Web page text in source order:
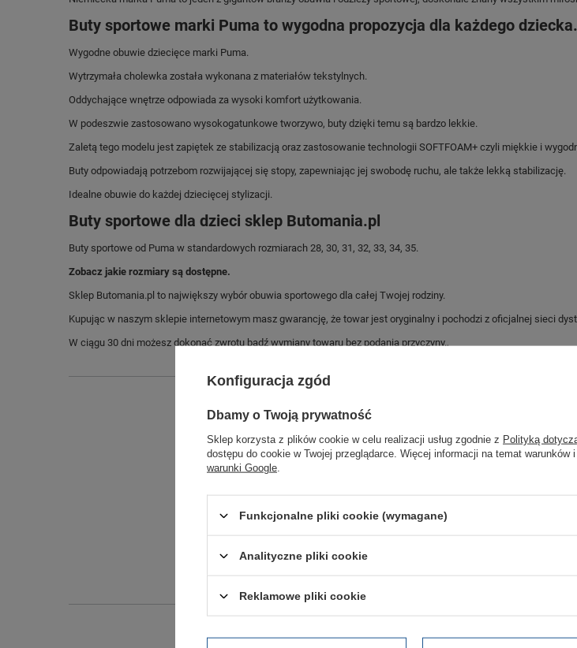
Buty sportowe marki Puma to wygodna propozycja dla każdego dziecka.
Wygodne obuwie dziecięce marki Puma.
Wytrzymała cholewka została wykonana z materiałów tekstylnych.
Oddychające wnętrze odpowiada za wysoki komfort użytkowania.
W podeszwie zastosowano wysokogatunkowe tworzywo, buty dzięki temu są bardzo lekkie.
Zaletą tego modelu jest zapiętek ze stabilizacją oraz zastosowanie technologii SOFTFOAM+ czyli miękkie i
Buty odpowiadają potrzebom rozwijającej się stopy, zapewniając jej swobodę ruchu, ale także lekką stabilizację.
Idealne obuwie do każdej dziecięcej stylizacji.
Buty sportowe dla dzieci sklep Butomania.pl
Buty sportowe od Puma w standardowych rozmiarach 28, 30, 31, 32, 33, 34, 35.
Zobacz jakie rozmiary są dostępne.
Sklep Butomania.pl to największy wybór obuwia sportowego dla całej Twojej rodziny.
Kupując w naszym sklepie internetowym masz gwarancję, że towar jest oryginalny i pochodzi z oficjalnej sieci
W ciągu 30 dni możesz dokonać zwrotu bądź wymiany towaru bez podania przyczyny.,
Gwarancja
Długość towaru w centymetrach
Konfiguracja zgód
Dbamy o Twoją prywatność
Sklep korzysta z plików cookie w celu realizacji usług zgodnie z Polityką
dostępu do cookie w Twojej przeglądarce. Więcej informacji na temat
warunki Google
Funkcjonalne pliki cookie (wymagane)
Analityczne pliki cookie
Reklamowe pliki cookie